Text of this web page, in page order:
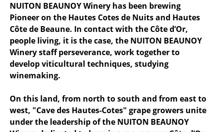
NUITON BEAUNOY Winery has been brewing
Pioneer on the Hautes Cotes de Nuits and Hautes
Côte de Beaune. In contact with the Côte d’Or,
people living, it is the case, the NUITON BEAUNOY
Winery staff perseverance, work together to
develop viticultural techniques, studying
winemaking.
On this land, from north to south and from east to
west, "Cave des Hautes-Cotes" grape growers unite
under the leadership of the NUITON BEAUNOY